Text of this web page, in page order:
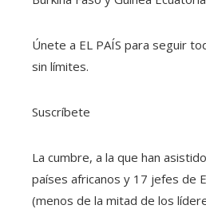
Únete a EL PAÍS para seguir
sin límites.
Suscríbete
La cumbre, a la que han
países africanos y 17 jefes de
(menos de la mitad de los